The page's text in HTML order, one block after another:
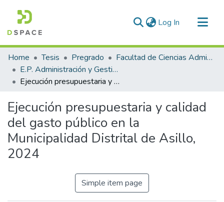
Log In (current)
Communities & Collections
All of DSpace
Statistics
Home Tesis Pregrado
Facultad de Ciencias Administrativas
E.P. Administración y Gestión Pública
Ejecución presupuestaria y calidad del gasto público en la Municipalidad Distrital de Asillo, 2024
Ejecución presupuestaria y calidad
del gasto público en la
Municipalidad Distrital de Asillo,
2024
Simple item page